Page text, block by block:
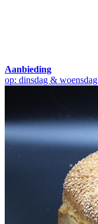
Aanbieding
op: dinsdag & woensdag